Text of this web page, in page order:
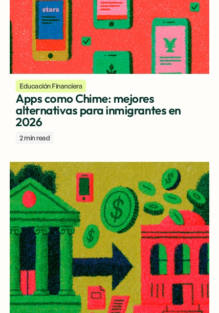
Educación Financiera
Apps como Chime: mejores
alternativas para inmigrantes en
2026
2 min read